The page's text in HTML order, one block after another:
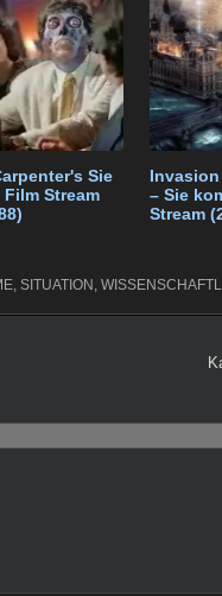
Sie
Film Stream
– Sie
Stream
, SITUATION ,